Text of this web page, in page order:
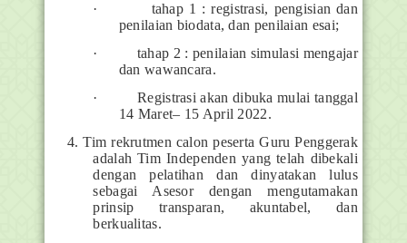
·
tahap 1 : registrasi, pengisian dan
penilaian biodata, dan penilaian esai;
·
tahap 2 : penilaian simulasi mengajar
dan wawancara.
·
Registrasi akan dibuka mulai tanggal
14 Maret– 15 April 2022.
4. Tim rekrutmen calon peserta Guru Penggerak
adalah Tim Independen yang telah dibekali
dengan pelatihan dan dinyatakan lulus
sebagai Asesor dengan mengutamakan
prinsip transparan, akuntabel, dan
berkualitas.